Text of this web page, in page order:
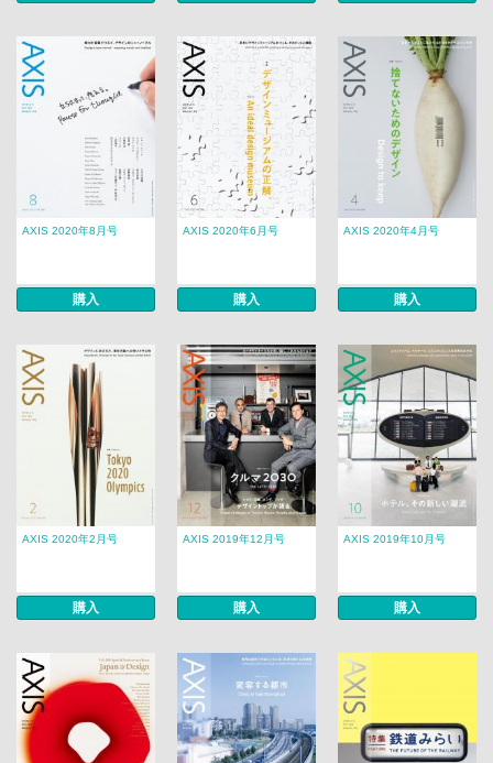
AXIS 2020年8月号
購入
AXIS 2020年6月号
購入
AXIS 2020年4月号
購入
AXIS 2020年2月号
購入
AXIS 2019年12月号
購入
AXIS 2019年10月号
購入